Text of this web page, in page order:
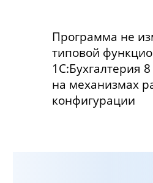
Программа не
типовой
1С:Бухгалтерия
на механизмах
конфигурации